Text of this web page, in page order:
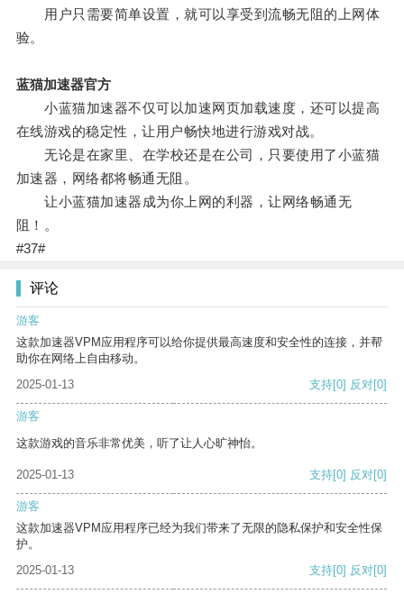
用户只需要简单设置，就可以享受到流畅无阻的上网体
验。
蓝猫加速器官方
小蓝猫加速器不仅可以加速网页加载速度，还可以提高
在线游戏的稳定性，让用户畅快地进行游戏对战。
无论是在家里、在学校还是在公司，只要使用了小蓝猫
加速器，网络都将畅通无阻。
让小蓝猫加速器成为你上网的利器，让网络畅通无
阻！。
#37#
评论
游客
这款加速器VPM应用程序可以给你提供最高速度和安全性的连接，并帮
助你在网络上自由移动。
2025-01-13
支持[0] 反对[0]
游客
这款游戏的音乐非常优美，听了让人心旷神怡。
2025-01-13 支持[0] 反对[0]
游客
这款加速器VPM应用程序已经为我们带来了无限的隐私保护和安全性保
护。
2025-01-13
支持[0] 反对[0]